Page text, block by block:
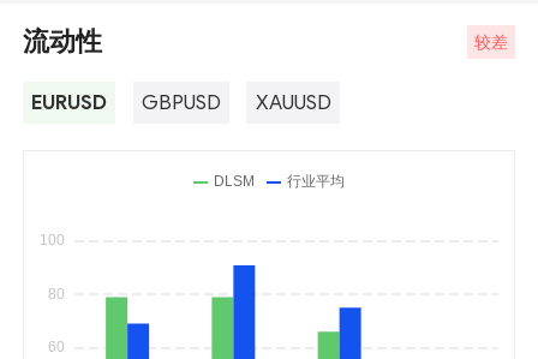
流动性 较差
EURUSD GBPUSD XAUUSD